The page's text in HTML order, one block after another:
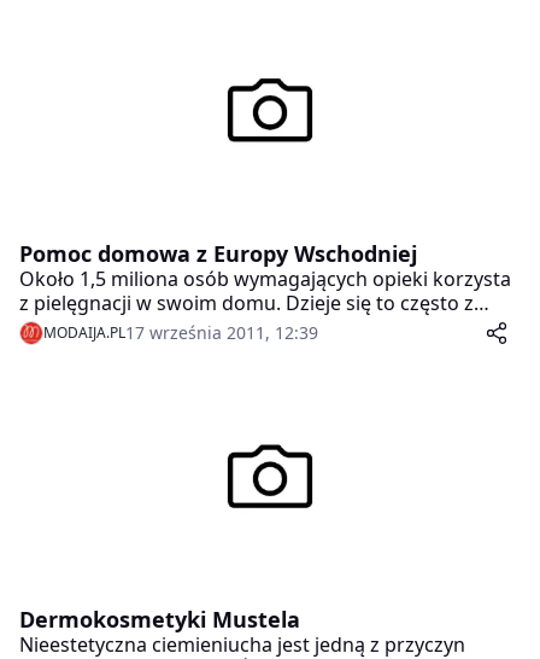
wpływ nie tylko na zdrowie, ale również na urodę. Liść
aloesu zawiera bogatą i doskonale uzupełniającą się
kompozycję składników aktywnych.
Pomoc domowa z Europy Wschodniej
Około 1,5 miliona osób wymagających opieki korzysta
z pielęgnacji w swoim domu. Dzieje się to często z
pomocą opiekunów z Europy Wschodniej. Aby nie
znaleźć się przy tym w szarej strefie nielegalnej pracy
MODAIJA.PL17 września 2011, 12:39
Dermokosmetyki Mustela
Nieestetyczna ciemieniucha jest jedną z przyczyn